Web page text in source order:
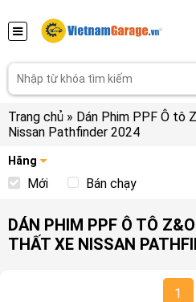
Trang chủ » Dán Phim PPF Ô tô
Nissan Pathfinder 2024
Hãng
Mới Bán chạy
DÁN PHIM PPF Ô TÔ
THẤT XE NISSAN
1